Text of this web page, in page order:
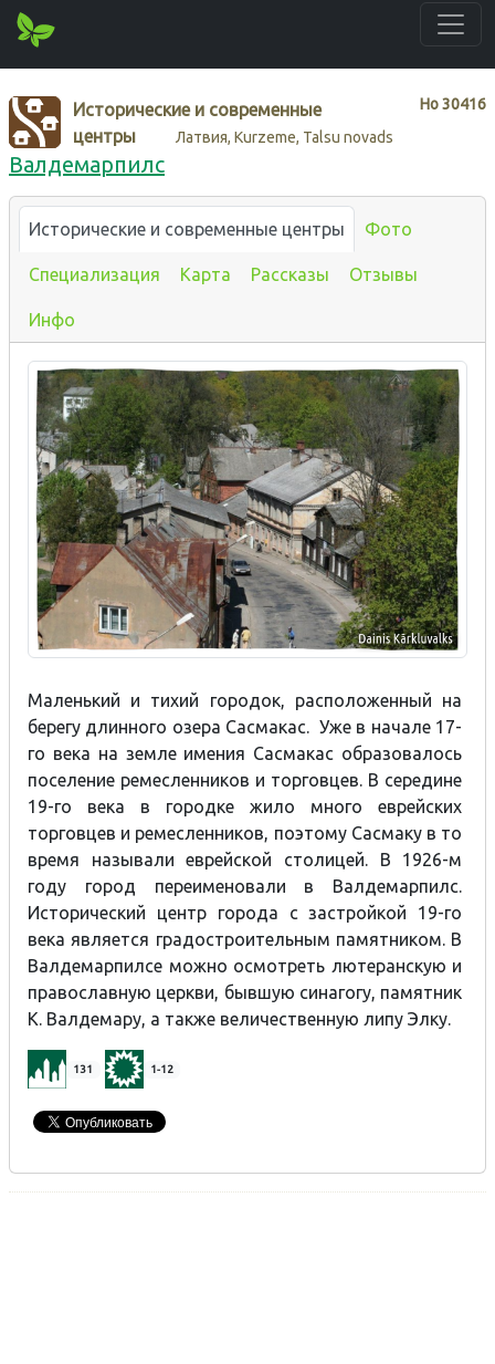
Нo30416
Исторические и современные
центры
Латвия, Kurzeme, Talsu novads
Валдемарпилс
Исторические и современные центры Фото
Специализация Карта Рассказы Отзывы
Инфо
Маленький и тихий городок, расположенный на
берегу длинного озера Сасмакас. Уже в начале 17-
го века на земле имения Сасмакас образовалось
поселение ремесленников и торговцев. В середине
19-го века в городке жило много еврейских
торговцев и ремесленников, поэтому Сасмаку в то
время называли еврейской столицей. В 1926-м
году город переименовали в Валдемарпилс.
Исторический центр города с застройкой 19-го
века является градостроительным памятником. В
Валдемарпилсе можно осмотреть лютеранскую и
православную церкви, бывшую синагогу, памятник
К. Валдемару, а также величественную липу Элку.
131 1-12